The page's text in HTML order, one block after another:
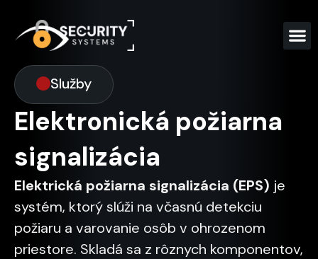
Elektronická požiarna
signalizácia
Služby
Elektronická požiarna
signalizácia
Elektrická požiarna signalizácia (EPS) je
systém, ktorý slúži na včasnú detekciu
požiaru a varovanie osôb v ohrozenom
priestore. Skladá sa z rôznych komponentov,